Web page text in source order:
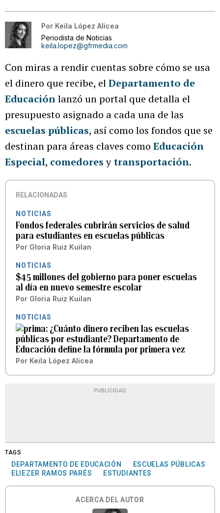
Por Keila López Alicea
Periodista de Noticias
keila.lopez@gfrmedia.com
Con miras a rendir cuentas sobre cómo se usa
el dinero que recibe, elDepartamento de
Educaciónlanzó un portal que detalla el
presupuesto asignado a cada una de las
escuelas públicas, así como los fondos que se
destinan para áreas claves como Educación
Especial, comedores ytransportación.
RELACIONADAS
NOTICIAS
Fondos federales cubrirán servicios de salud
para estudiantes en escuelas públicas
Por Gloria Ruiz Kuilan
NOTICIAS
$45 millones del gobierno para poner escuelas
al día en nuevo semestre escolar
Por Gloria Ruiz Kuilan
NOTICIAS
¿Cuánto dinero reciben las escuelas
públicas por estudiante? Departamento de
Educación define la fórmula por primera vez
Por Keila López Alicea
PUBLICIDAD
TAGS
DEPARTAMENTO DE EDUCACIÓN
ESCUELAS PÚBLICAS
ELIEZER RAMOS PARÉS
ESTUDIANTES
ACERCA DEL AUTOR